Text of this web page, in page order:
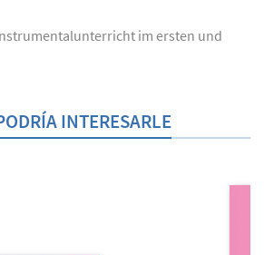
im ersten und
INTERESARLE